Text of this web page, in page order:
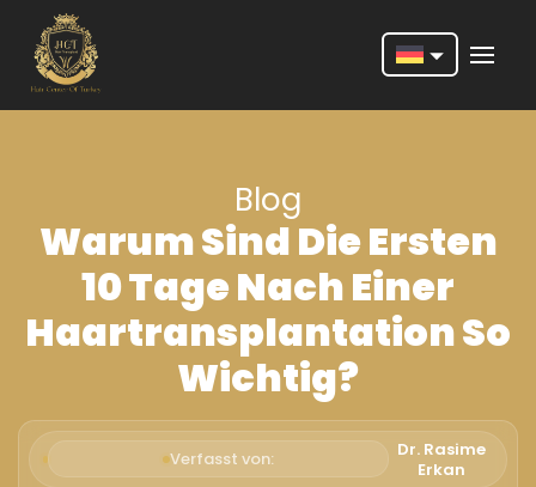
Deutsch
Português
Español
Italiano
Blog
Warum Sind Die Ersten
10 Tage Nach Einer
Haartransplantation So
Wichtig?
Verfasst von:
Dr. Rasime
Erkan